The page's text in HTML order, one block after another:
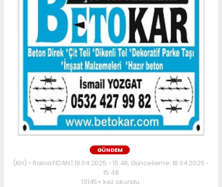
GÜNDEM
(KH) - Rabia FİDAN | 18.04.2025 - 15:48, Güncelleme: 18.04.2025 -
15:48
13145+ kez okundu.